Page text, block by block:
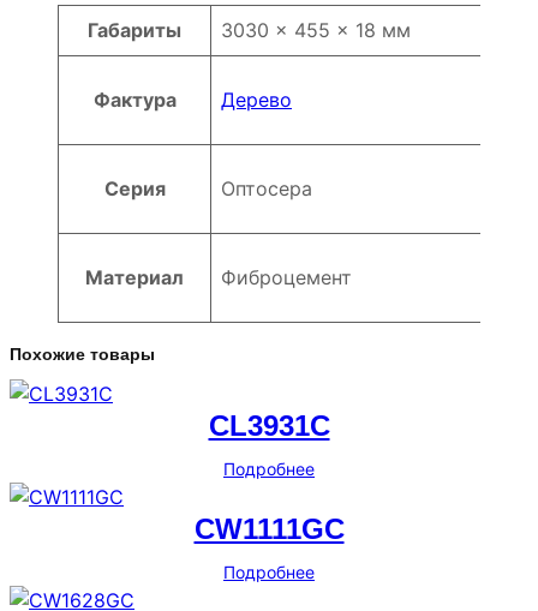
Атрибуты Значение
Габариты 3030 × 455 × 18 мм
Фактура Дерево
Серия Оптосера
Материал Фиброцемент
Похожие товары
CL3931C
Подробнее
CW1111GC
Подробнее